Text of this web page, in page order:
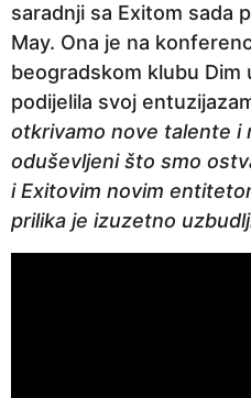
saradnji sa Exitom sada
May. Ona je na
beogradskom klubu Dim
podijelila svoj
otkrivamo nove talente i
oduševljeni što smo
i Exitovim novim
prilika je izuzetno